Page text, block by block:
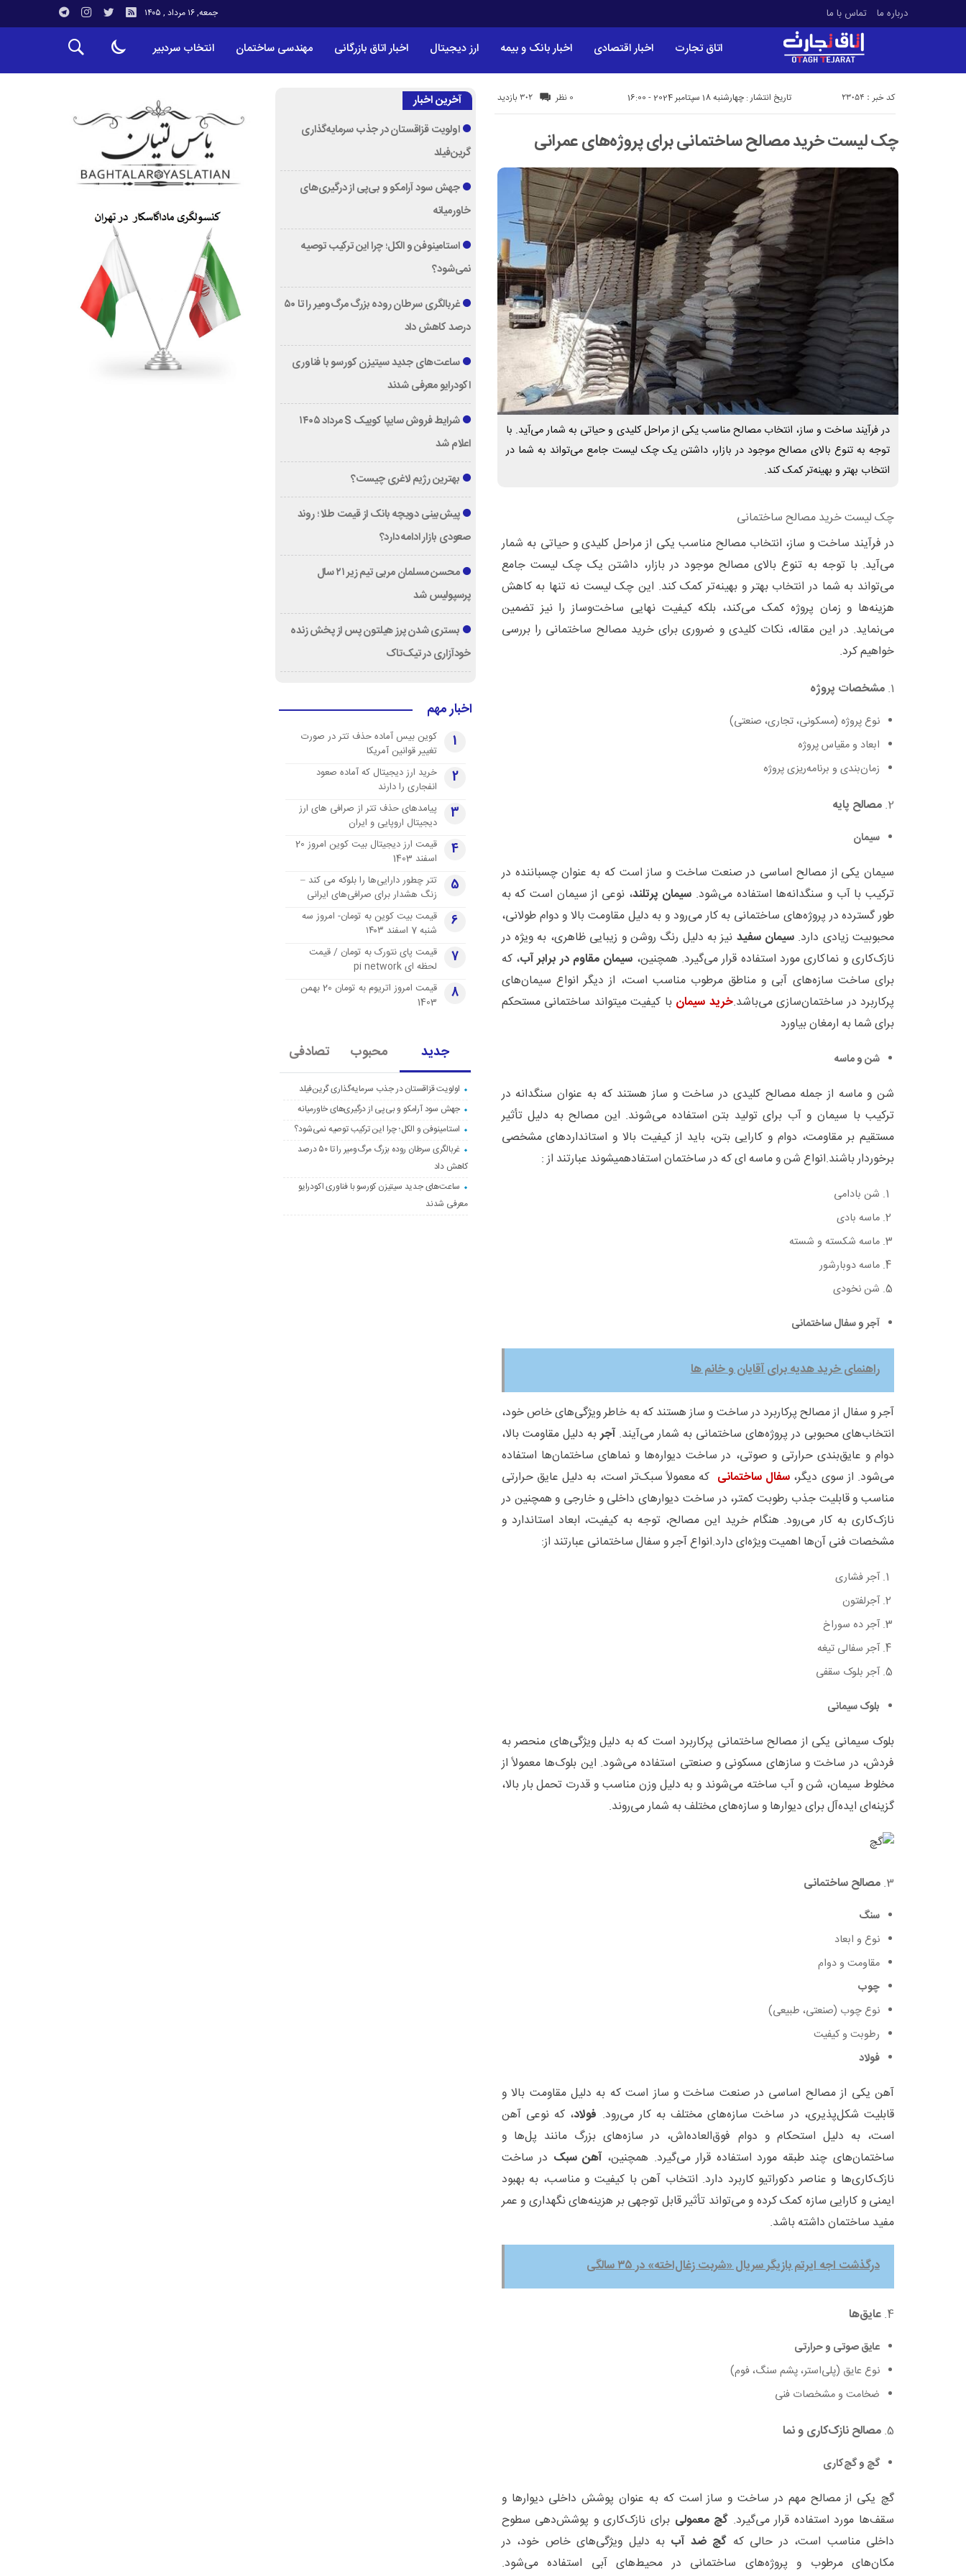
درباره ما تماس با ما جمعه, ۱۶ مرداد , ۱۴۰۵
اتاق تجارت اخبار اقتصادی اخبار بانک و بیمه ارز دیجیتال اخبار اتاق بازرگانی مهندسی ساختمان انتخاب سردبیر
تاریخ انتشار : چهارشنبه 18 سپتامبر 2024 - 16:00 302 بازدید کد خبر : 23054 0 نظر
چک لیست خرید مصالح ساختمانی برای پروژه‌های عمرانی
در فرآیند ساخت و ساز، انتخاب مصالح مناسب یکی از مراحل کلیدی و حیاتی به شمار می‌آید. با
توجه به تنوع بالای مصالح موجود در بازار، داشتن یک چک لیست جامع می‌تواند به شما در
انتخاب بهتر و بهینه‌تر کمک کند.
چک لیست خرید مصالح ساختمانی
در فرآیند ساخت و ساز، انتخاب مصالح مناسب یکی از مراحل کلیدی و حیاتی به شمار
می‌آید. با توجه به تنوع بالای مصالح موجود در بازار، داشتن یک چک لیست جامع
می‌تواند به شما در انتخاب بهتر و بهینه‌تر کمک کند. این چک لیست نه تنها به کاهش
هزینه‌ها و زمان پروژه کمک می‌کند، بلکه کیفیت نهایی ساخت‌وساز را نیز تضمین
می‌نماید. در این مقاله، نکات کلیدی و ضروری برای خرید مصالح ساختمانی را بررسی
خواهیم کرد.
1. مشخصات پروژه
نوع پروژه (مسکونی، تجاری، صنعتی)
ابعاد و مقیاس پروژه
زمان‌بندی و برنامه‌ریزی پروژه
2. مصالح پایه
سیمان
سیمان یکی از مصالح اساسی در صنعت ساخت و ساز است که به عنوان چسباننده در
ترکیب با آب و سنگدانه‌ها استفاده می‌شود. سیمان پرتلند، نوعی از سیمان است که به
طور گسترده در پروژه‌های ساختمانی به کار می‌رود و به دلیل مقاومت بالا و دوام طولانی،
محبوبیت زیادی دارد. سیمان سفید نیز به دلیل رنگ روشن و زیبایی ظاهری، به ویژه در
نازک‌کاری و نماکاری مورد استفاده قرار می‌گیرد. همچنین، سیمان مقاوم در برابر آب، که
برای ساخت سازه‌های آبی و مناطق مرطوب مناسب است، از دیگر انواع سیمان‌های
پرکاربرد در ساختمان‌سازی می‌باشد.خرید سیمان با کیفیت میتواند ساختمانی مستحکم
برای شما به ارمغان بیاورد
شن و ماسه
شن و ماسه از جمله مصالح کلیدی در ساخت و ساز هستند که به عنوان سنگدانه در
ترکیب با سیمان و آب برای تولید بتن استفاده می‌شوند. این مصالح به دلیل تأثیر
مستقیم بر مقاومت، دوام و کارایی بتن، باید از کیفیت بالا و استانداردهای مشخصی
برخوردار باشند.انواع شن و ماسه ای که در ساختمان استفادهمیشوند عبارتند از :
شن بادامی
ماسه بادی
ماسه شکسته و شسته
ماسه دوبارشور
شن نخودی
آجر و سفال ساختمانی
راهنمای خرید هدیه برای آقایان و خانم ها
آجر و سفال از مصالح پرکاربرد در ساخت و ساز هستند که به خاطر ویژگی‌های خاص خود،
انتخاب‌های محبوبی در پروژه‌های ساختمانی به شمار می‌آیند.آجربه دلیل مقاومت بالا،
دوام و عایق‌بندی حرارتی و صوتی، در ساخت دیواره‌ها و نماهای ساختمان‌ها استفاده
می‌شود. از سوی دیگر، سفال ساختمانی که معمولاً سبک‌تر است، به دلیل عایق حرارتی
مناسب و قابلیت جذب رطوبت کمتر، در ساخت دیوارهای داخلی و خارجی و همچنین در
نازک‌کاری به کار می‌رود. هنگام خرید این مصالح، توجه به کیفیت، ابعاد استاندارد و
مشخصات فنی آن‌ها اهمیت ویژه‌ای دارد.انواع آجر و سفال ساختمانی عبارتند از:
آجر فشاری
آجرلفتون
آجر ده سوراخ
آجر سفالی تیغه
آجر بلوک سقفی
بلوک سیمانی
بلوک سیمانی یکی از مصالح ساختمانی پرکاربرد است که به دلیل ویژگی‌های منحصر به
فردش، در ساخت و سازهای مسکونی و صنعتی استفاده می‌شود. این بلوک‌ها معمولاً از
مخلوط سیمان، شن و آب ساخته می‌شوند و به دلیل وزن مناسب و قدرت تحمل بار بالا،
گزینه‌ای ایده‌آل برای دیوارها و سازه‌های مختلف به شمار می‌روند.
3. مصالح ساختمانی
سنگ
نوع و ابعاد
مقاومت و دوام
چوب
نوع چوب (صنعتی، طبیعی)
رطوبت و کیفیت
فولاد
آهن یکی از مصالح اساسی در صنعت ساخت و ساز است که به دلیل مقاومت بالا و
قابلیت شکل‌پذیری، در ساخت سازه‌های مختلف به کار می‌رود. فولاد، که نوعی آهن
است، به دلیل استحکام و دوام فوق‌العاده‌اش، در سازه‌های بزرگ مانند پل‌ها و
ساختمان‌های چند طبقه مورد استفاده قرار می‌گیرد. همچنین، آهن سبک در ساخت
نازک‌کاری‌ها و عناصر دکوراتیو کاربرد دارد. انتخاب آهن با کیفیت و مناسب، به بهبود
ایمنی و کارایی سازه کمک کرده و می‌تواند تأثیر قابل توجهی بر هزینه‌های نگهداری و عمر
مفید ساختمان داشته باشد.
درگذشت اجه ایرتم بازیگر سریال «شربت زغال‌اخته» در ۳۵ سالگی
4. عایق‌ها
عایق صوتی و حرارتی
نوع عایق (پلی‌استر، پشم سنگ، فوم)
ضخامت و مشخصات فنی
5. مصالح نازک‌کاری و نما
گچ و گچ‌کاری
گچ یکی از مصالح مهم در ساخت و ساز است که به عنوان پوشش داخلی دیوارها و
سقف‌ها مورد استفاده قرار می‌گیرد. گچ معمولی برای نازک‌کاری و پوشش‌دهی سطوح
داخلی مناسب است، در حالی که گچ ضد آب به دلیل ویژگی‌های خاص خود، در
مکان‌های مرطوب و پروژه‌های ساختمانی در محیط‌های آبی استفاده می‌شود.
آخرین اخبار
اولویت قزاقستان در جذب سرمایه‌گذاری
گرین‌فیلد
جهش سود آرامکو و بی‌پی از درگیری‌های
خاورمیانه
استامینوفن و الکل؛ چرا این ترکیب توصیه
نمی‌شود؟
غربالگری سرطان روده بزرگ مرگ‌ومیر را تا ۵۰
درصد کاهش داد
ساعت‌های جدید سیتیزن کورسو با فناوری
اکودرایو معرفی شدند
شرایط فروش سایپا کوییک S مرداد ۱۴۰۵
اعلام شد
بهترین رژیم لاغری چیست؟
پیش‌بینی دویچه‌ بانک از قیمت طلا ؛ روند
صعودی بازار ادامه دارد؟
محسن مسلمان مربی تیم زیر ۲۱ سال
پرسپولیس شد
بستری شدن پرز هیلتون پس از پخش زنده
خودآزاری در تیک‌تاک
اخبار مهم
1
کوین بیس آماده حذف تتر در صورت
تغییر قوانین آمریکا
2
خرید ارز دیجیتال که آماده صعود
انفجاری را دارند
3
پیامدهای حذف تتر از صرافی های ارز
دیجیتال اروپایی و ایران
4
قیمت ارز دیجیتال بیت کوین امروز 20
اسفند 1403
5
تتر چطور دارایی‌ها را بلوکه می کند –
زنگ هشدار برای صرافی‌های ایرانی
6
قیمت بیت کوین به تومان- امروز سه
شنبه 7 اسفند ۱۴۰۳
7
قیمت پای نتورک به تومان / قیمت
لحظه ای pi network
8
قیمت امروز اتریوم به تومان 20 بهمن
1403
جدید محبوب تصادفی
اولویت قزاقستان در جذب سرمایه‌گذاری گرین‌فیلد
جهش سود آرامکو و بی‌پی از درگیری‌های خاورمیانه
استامینوفن و الکل؛ چرا این ترکیب توصیه نمی‌شود؟
غربالگری سرطان روده بزرگ مرگ‌ومیر را تا ۵۰ درصد
کاهش داد
ساعت‌های جدید سیتیزن کورسو با فناوری اکودرایو
معرفی شدند